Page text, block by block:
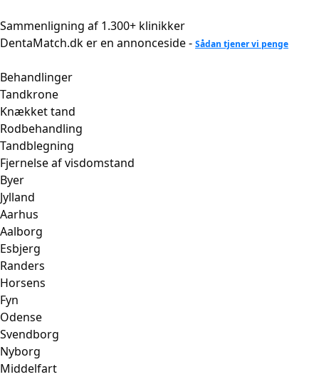
til
indhold
Sammenligning af 1.300+ klinikker
DentaMatch.dk er en annonceside - Sådan tjener vi penge
Behandlinger
Tandkrone
Knækket tand
Rodbehandling
Tandblegning
Fjernelse af visdomstand
Byer
Jylland
Aarhus
Aalborg
Esbjerg
Randers
Horsens
Fyn
Odense
Svendborg
Nyborg
Middelfart